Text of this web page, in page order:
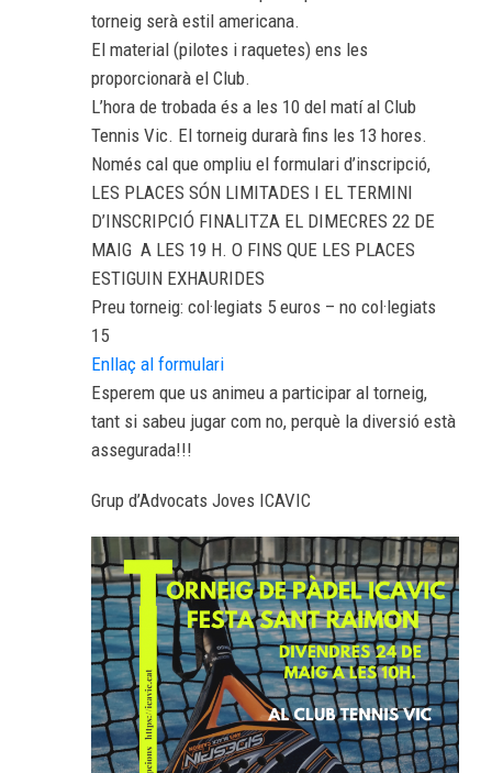
torneig serà estil americana.
El material (pilotes i raquetes) ens les
proporcionarà el Club.
L’hora de trobada és a les 10 del matí al Club
Tennis Vic. El torneig durarà fins les 13 hores.
Només cal que ompliu el formulari d’inscripció,
LES PLACES SÓN LIMITADES I EL TERMINI
D’INSCRIPCIÓ FINALITZA EL DIMECRES 22 DE
MAIG A LES 19 H. O FINS QUE LES PLACES
ESTIGUIN EXHAURIDES
Preu torneig: col·legiats 5 euros – no col·legiats
15
Enllaç al formulari
Esperem que us animeu a participar al torneig,
tant si sabeu jugar com no, perquè la diversió està
assegurada!!!
Grup d’Advocats Joves ICAVIC